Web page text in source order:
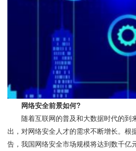
网络安全前景如何?
随着互联网的普及和大数据时代的到
出，对网络安全人才的需求不断增长。根
告，我国网络安全市场规模将达到数千亿